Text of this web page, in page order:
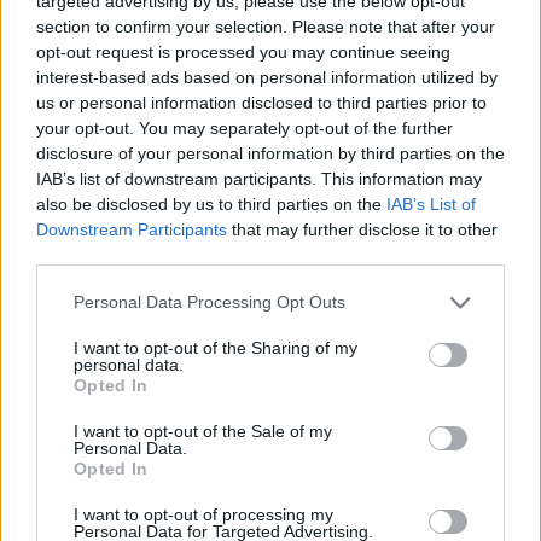
section to confirm your selection. Please note that after your
opt-out request is processed you may continue seeing
interest-based ads based on personal information utilized by
us or personal information disclosed to third parties prior to
your opt-out. You may separately opt-out of the further
disclosure of your personal information by third parties on the
IAB’s list of downstream participants. This information may
also be disclosed by us to third parties on the IAB’s List of
Downstream Participants that may further disclose it to other
Personal Data Processing Opt Outs
I want to opt-out of the Sharing of my
personal data.
Opted In
I want to opt-out of the Sale of my
Personal Data.
Opted In
I want to opt-out of processing my
Personal Data for Targeted Advertising.
dagligvarer blandt de danske kæder.
Føtex-kæden tæller i Nordjylland ti butikker -
fordelt på fem i Aalborg og Nørresundby, samt én i
Thisted, Hobro, Brønderslev, Hjørring og
Frederikshavn.
Lokalredaktionen
Følg os på Discover
06. august 2026 kl. 14.08
HUNE/AABYBRO: Efter en god start i foråret 2025
vender demenskorene nu tilbage i Jammerbugt.
Tilbuddet blev taget godt imod af både mennesker
med demens og deres pårørende.
Koret i Hune fortsætter, mens der i efteråret
oprettes et nyt demenskor i Aabybro.
begrænset, mens flere har efterspurgt et tilbud i
Aabybro.
Vis mere